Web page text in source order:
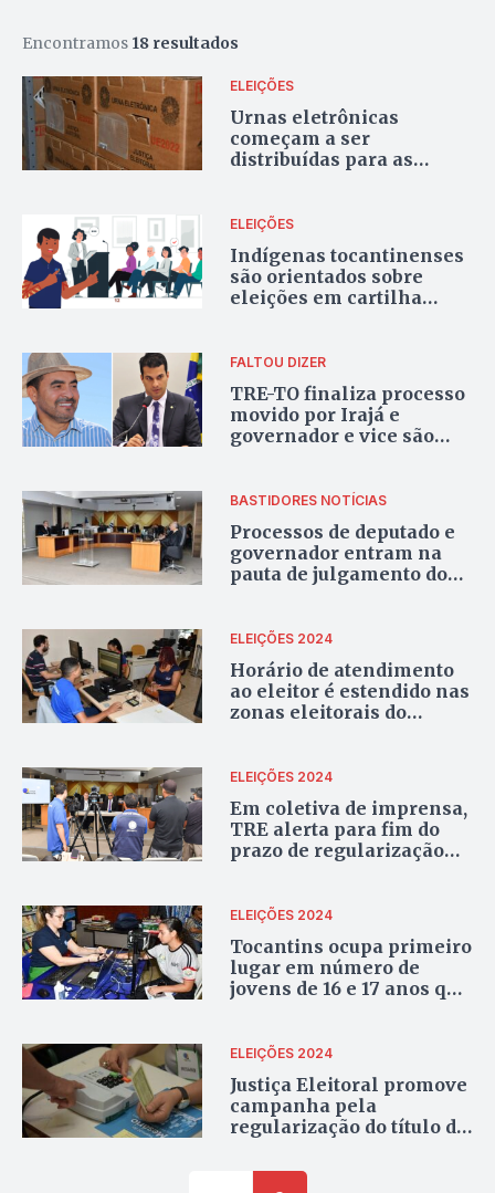
Encontramos 18 resultados
ELEIÇÕES
Urnas eletrônicas
começam a ser
distribuídas para as
ELEIÇÕES
Indígenas tocantinenses
são orientados sobre
eleições em cartilha
FALTOU DIZER
TRE-TO finaliza processo
movido por Irajá e
governador e vice são
BASTIDORES NOTÍCIAS
Processos de deputado e
governador entram na
pauta de julgamento do
ELEIÇÕES 2024
Horário de atendimento
ao eleitor é estendido nas
zonas eleitorais do
ELEIÇÕES 2024
Em coletiva de imprensa,
TRE alerta para fim do
prazo de regularização
ELEIÇÕES 2024
Tocantins ocupa primeiro
lugar em número de
jovens de 16 e 17 anos que
ELEIÇÕES 2024
Justiça Eleitoral promove
campanha pela
regularização do título de